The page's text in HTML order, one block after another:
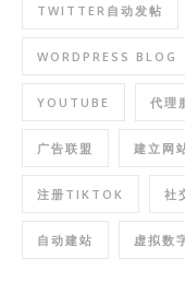
TWITTER自动发帖
WORDPRESS BLOG
YOUTUBE 代理
广告联盟 建立网
注册TIKTOK 社
自动建站 虚拟数